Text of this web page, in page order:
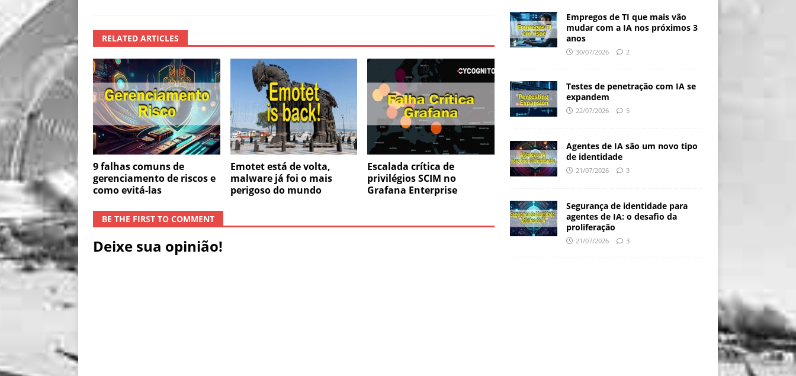
RELATED ARTICLES
9 falhas comuns de
gerenciamento de riscos e
como evitá-las
Emotet está de volta,
malware já foi o mais
perigoso do mundo
Escalada crítica de
privilégios SCIM no
Grafana Enterprise
BE THE FIRST TO COMMENT
Deixe sua opinião!
Empregos de TI que mais vão
mudar com a IA nos próximos 3
anos
30/07/2026 2
Testes de penetração com IA se
expandem
22/07/2026 5
Agentes de IA são um novo tipo
de identidade
21/07/2026 3
Segurança de identidade para
agentes de IA: o desafio da
proliferação
21/07/2026 3